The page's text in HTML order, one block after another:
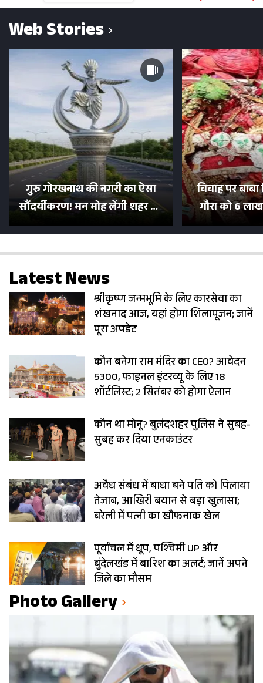
Web Stories
गुरु गोरखनाथ की नगरी का ऐसा
सौंदर्यीकरण! मन मोह लेंगी शहर की
सड़कें; देखें Photos
विवाह पर
गौरा को 6
500 भक्तों
Latest News
श्रीकृष्ण जन्मभूमि के लिए कारसेवा का
शंखनाद आज, यहां होगा शिलापूजन; जानें
पूरा अपडेट
कौन बनेगा राम मंदिर का CEO? आवेदन
5300, फाइनल इंटरव्यू के लिए 18
शॉर्टलिस्ट; 2 सितंबर को होगा ऐलान
कौन था मोनू? बुलंदशहर पुलिस ने सुबह-
सुबह कर दिया एनकाउंटर
अवैध संबंध में बाधा बने पति को पिलाया
तेजाब, आखिरी बयान से बड़ा खुलासा;
बरेली में पत्नी का खौफनाक खेल
पूर्वांचल में धूप, पश्चिमी UP और
बुंदेलखंड में बारिश का अलर्ट; जानें अपने
जिले का मौसम
Photo Gallery